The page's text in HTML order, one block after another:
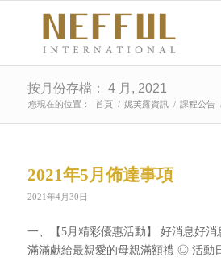
按月份存檔： 4 月, 2021
您現在的位置： 首頁 / 妮芙露資訊 / 課程公告
2021年5月佈達事項
2021年4月30日
一、【5月精彩優惠活動】 好消息好
滿滿獻給最親愛的母親滿額禮 ◎ 活動